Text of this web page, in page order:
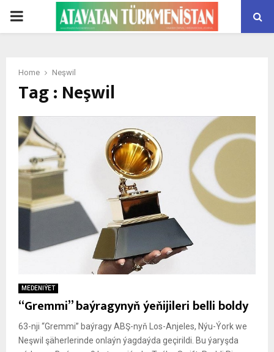
PRIMARY
Home Neşwil
Tag : Neşwil
MEDENIÝET
“Gremmi” baýragynyň ýeňijileri belli boldy
63-nji “Gremmi” baýragy ABŞ-nyň Los-Anjeles, Nýu-Ýork we
Neşwil şäherlerinde onlaýn ýagdaýda geçirildi. Bu ýaryşda